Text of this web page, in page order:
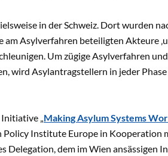
in der Schweiz. Dort wurden
am Asylverfahren beteiligten Akteure
Um zügige Asylverfahren
wird Asylantragstellern in jeder
„Making Asylum Systems
Institute Europe in Kooperation
Delegation, dem im Wien